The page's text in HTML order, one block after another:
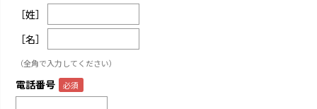
［姓］
［名］
（全角で入力してください）
電話番号